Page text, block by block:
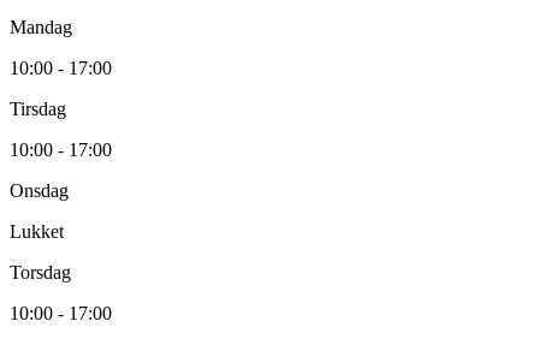
Mandag
10:00 - 17:00
Tirsdag
10:00 - 17:00
Onsdag
Lukket
Torsdag
10:00 - 17:00